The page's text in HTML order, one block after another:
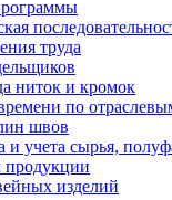
труда
ниток и кромок
по
швов
и учета сырья,
продукции
изделий